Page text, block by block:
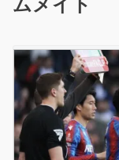
ムメイト